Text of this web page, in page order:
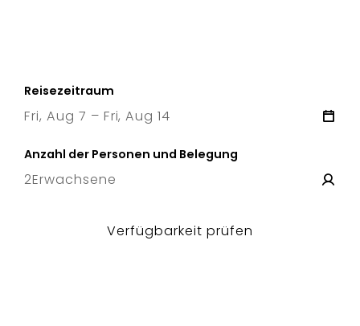
Reisezeitraum
Fri, Aug 7 – Fri, Aug 14
Anzahl der Personen und Belegung
2Erwachsene
Verfügbarkeit prüfen